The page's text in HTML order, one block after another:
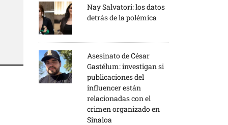
Nay Salvatori: los datos
detrás de la polémica
Asesinato de César
Gastélum: investigan si
publicaciones del
influencer están
relacionadas con el
crimen organizado en
Sinaloa